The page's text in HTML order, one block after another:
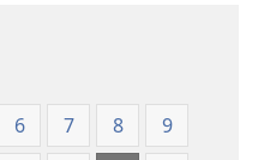
6 7 8
9